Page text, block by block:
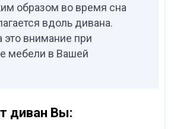
образом во время сна
вдоль дивана.
это внимание при
мебели в Вашей
диван Вы: